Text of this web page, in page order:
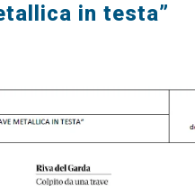
in testa”